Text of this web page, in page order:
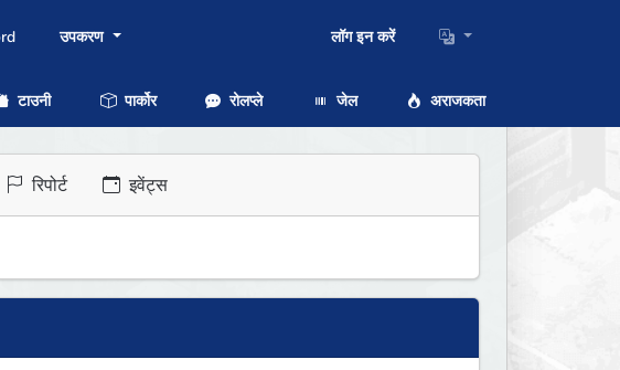
उपकरण लॉग इन करें
टाउनी पार्कोर रोलप्ले जेल अराजकता
रिपोर्ट इवेंट्स